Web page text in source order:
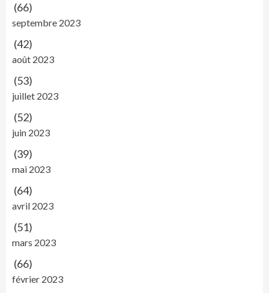
(66)
septembre 2023
(42)
août 2023
(53)
juillet 2023
(52)
juin 2023
(39)
mai 2023
(64)
avril 2023
(51)
mars 2023
(66)
février 2023